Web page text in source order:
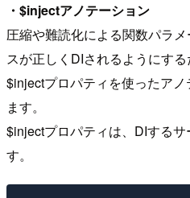
・$injectアノテーション
圧縮や難読化による関数パラ
スが正しくDIされるようにする
$injectプロパティを使ったア
ます。
$injectプロパティは、DIする
す。